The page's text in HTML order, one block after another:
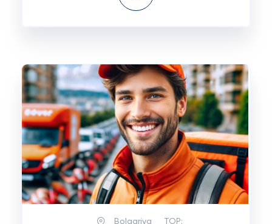
Bolgariya TOP: